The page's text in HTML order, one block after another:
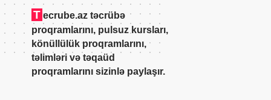
T ecrube.az təcrübə
proqramlarını, pulsuz kursları,
könüllülük proqramlarını,
təlimləri və təqaüd
proqramlarını sizinlə paylaşır.